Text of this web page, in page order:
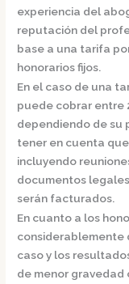
experiencia del
reputación del
base a una tarifa
honorarios fijos.
En el caso de una
puede cobrar entre
dependiendo de su
tener en cuenta
incluyendo
documentos
serán facturados.
En cuanto a los
considerablemente
caso y los
de menor